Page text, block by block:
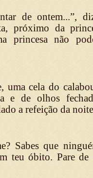
de ontem...”,
próximo da
princesa não
uma cela do
e de olhos
a refeição da
Sabes que
teu óbito. Pare de